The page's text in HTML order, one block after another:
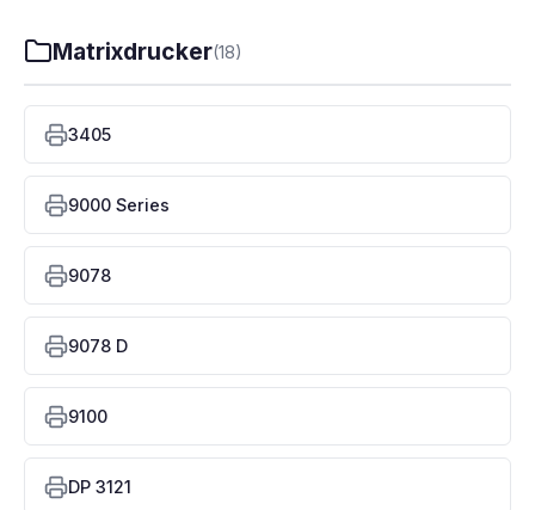
Matrixdrucker(18)
3405
9000 Series
9078
9078 D
9100
DP 3121